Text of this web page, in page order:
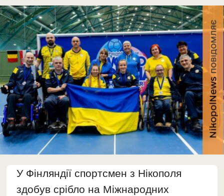
У Фінляндії спортсмен з Нікополя
здобув срібло на Міжнародних